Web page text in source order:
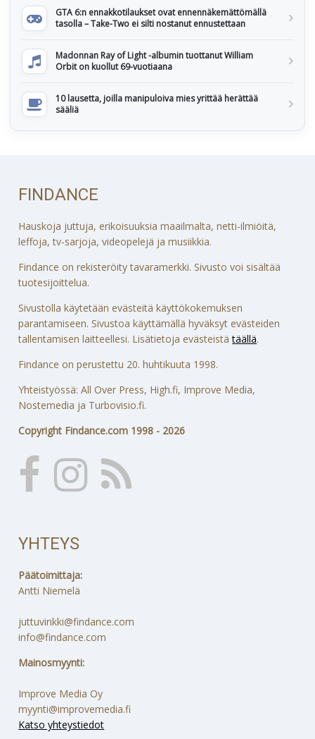
GTA 6:n ennakkotilaukset ovat ennennäkemättömällä
tasolla – Take-Two ei silti nostanut ennustettaan
Madonnan Ray of Light -albumin tuottanut William
Orbit on kuollut 69-vuotiaana
10 lausetta, joilla manipuloiva mies yrittää herättää
sääliä
FINDANCE
Hauskoja juttuja, erikoisuuksia maailmalta, netti-ilmiöitä,
leffoja, tv-sarjoja, videopelejä ja musiikkia.
Findance on rekisteröity tavaramerkki. Sivusto voi sisältää
tuotesijoittelua.
Sivustolla käytetään evästeitä käyttökokemuksen
parantamiseen. Sivustoa käyttämällä hyväksyt evästeiden
tallentamisen laitteellesi. Lisätietoja evästeistätäällä.
Findance on perustettu 20. huhtikuuta 1998.
Yhteistyössä: All Over Press, High.fi, Improve Media,
Nostemedia ja Turbovisio.fi.
Copyright Findance.com 1998 - 2026
YHTEYS
Päätoimittaja:
Antti Niemelä
juttuvinkki@findance.com
info@findance.com
Mainosmyynti:
Improve Media Oy
myynti@improvemedia.fi
Katso yhteystiedot